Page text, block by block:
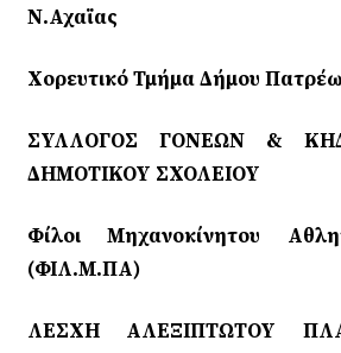
Ν.Αχαϊας
Χορευτικό Τμήμα Δήμου
ΣΥΛΛΟΓΟΣ ΓΟΝΕΩΝ &
ΔΗΜΟΤΙΚΟΥ ΣΧΟΛΕΙΟΥ
Φίλοι Μηχανοκίνητου
(ΦΙΛ.Μ.ΠΑ)
ΛΕΣΧΗ ΑΛΕΞΙΠΤΩΤΟΥ